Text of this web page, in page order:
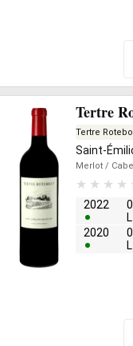
Tertre
Tertre
Saint-
Merlot /
2022
L
2020
L